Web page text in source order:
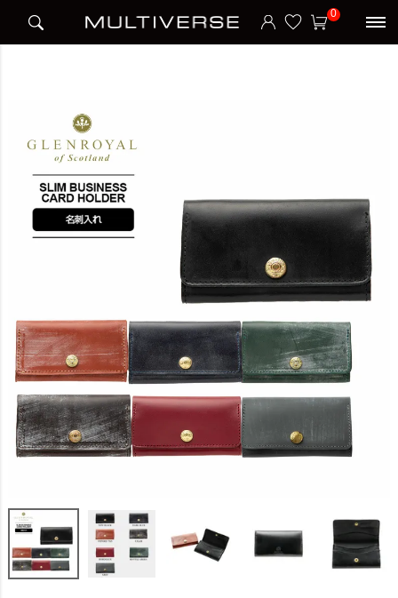
0
SLIM BUSINESS CARD HOLDER 名刺入れ